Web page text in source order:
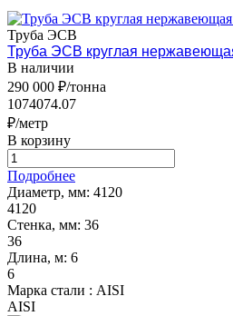
Труба ЭСВ
Труба ЭСВ круглая
В наличии
290 000 ₽/тонна
1074074.07
₽/метр
В корзину
Подробнее
Диаметр, мм: 4120
4120
Стенка, мм: 36
36
Длина, м: 6
6
Марка стали : AISI
AISI